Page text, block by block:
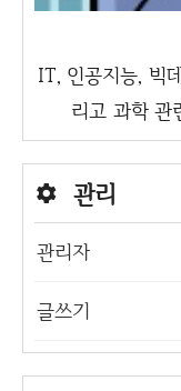
IT, 인공지능, 빅
리고 과학 관
관리
관리자
글쓰기